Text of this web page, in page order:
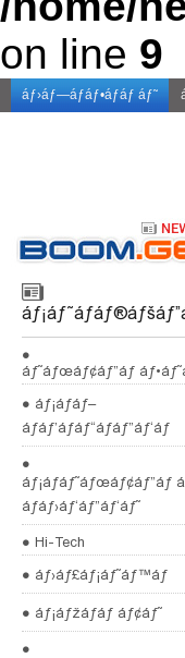
on line 9
áƒ›áƒ—áƒáƒ•áƒáƒ áƒ˜
●
áƒ˜áƒœáƒ¢áƒ”áƒ
● áƒ¡áƒáƒ–
áƒáƒ’áƒáƒ“áƒáƒ”áƒ‘áƒ
●
áƒ¡áƒáƒ˜áƒœáƒ¢áƒ”áƒ
áƒáƒ›áƒ‘áƒ”áƒ‘áƒ˜
● Hi-Tech
● áƒ›áƒ£áƒ¡áƒ˜áƒ™áƒ
● áƒ¡áƒžáƒáƒ áƒ¢áƒ˜
●